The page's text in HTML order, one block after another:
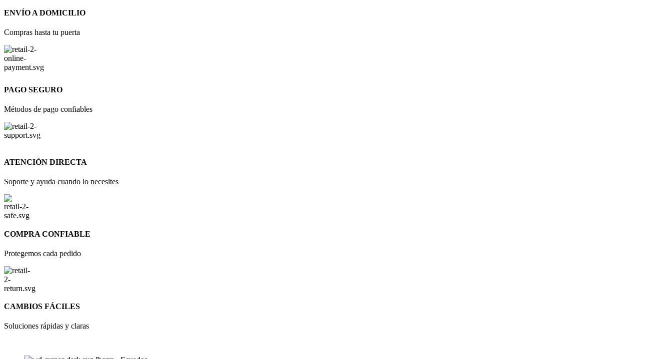
ENVÍO A DOMICILIO
Compras hasta tu puerta
PAGO SEGURO
Métodos de pago confiables
ATENCIÓN DIRECTA
Soporte y ayuda cuando lo necesites
COMPRA CONFIABLE
Protegemos cada pedido
CAMBIOS FÁCILES
Soluciones rápidas y claras